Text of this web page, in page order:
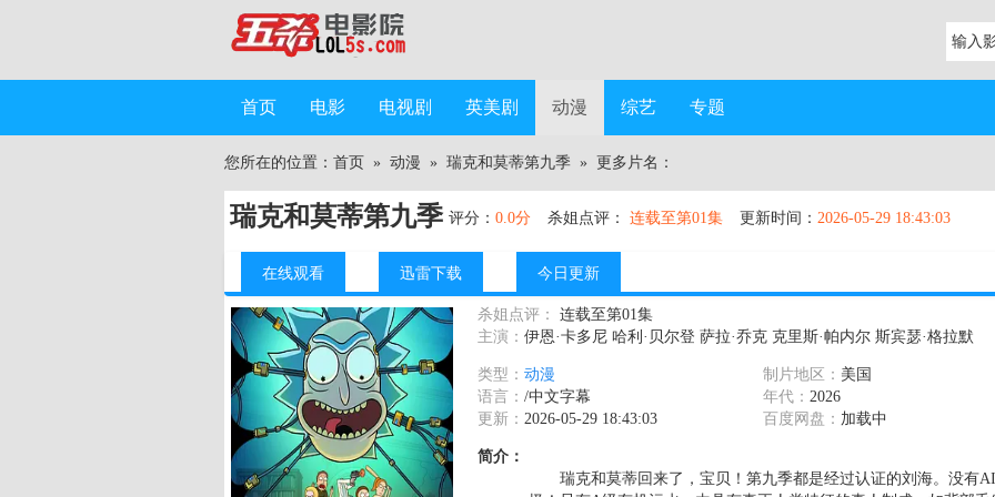
首页 电影 电视剧 英美剧 动漫 综艺 专题
您所在的位置： 首页 » 动漫 » 瑞克和莫蒂第九季 » 更多片名：
瑞克和莫蒂第九季 评分： 0.0分 杀姐点评： 连载至第01集 更新时间： 2026-05-29 18:43:03
在线观看 迅雷下载 今日更新
杀姐点评：
连载至第01集
主演： 伊恩·卡多尼 哈利·贝尔登 萨拉·乔克 克里斯·帕内尔 斯宾瑟·格拉默
类型： 动漫
语言： /中文字幕
更新： 2026-05-29 18:43:03
制片地区： 美国
年代： 2026
百度网盘： 加载中
简介：
瑞克和莫蒂回来了，宝贝！第九季都是经过认证的刘海。没有